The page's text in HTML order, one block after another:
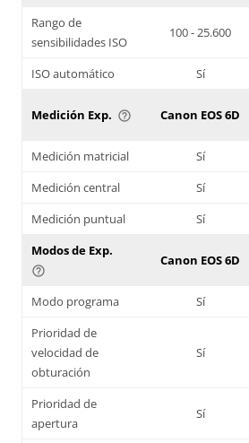
Rango de
sensibilidades ISO
100 - 25.600
ISO automático Sí
Medición Exp. help_outline Canon EOS 6D
Medición matricial
Sí
Medición central
Sí
Medición puntual
Sí
Modos de Exp.
help_outline
Canon EOS 6D
Modo programa
Sí
Prioridad de
velocidad de
obturación
Sí
Prioridad de
apertura
Sí